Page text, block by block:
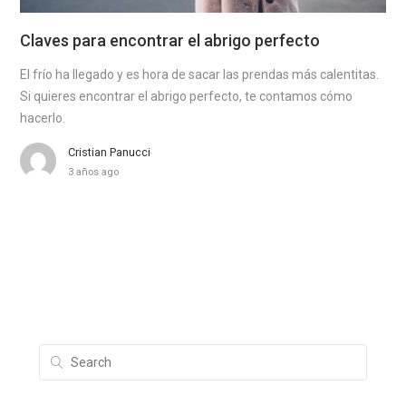
Claves para encontrar el abrigo perfecto
El frío ha llegado y es hora de sacar las prendas más calentitas.
Si quieres encontrar el abrigo perfecto, te contamos cómo
hacerlo.
Cristian Panucci
3 años ago